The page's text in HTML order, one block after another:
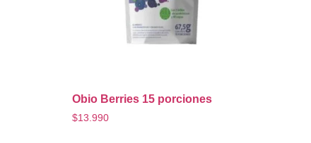
Obio Berries 15 porciones
$13.990